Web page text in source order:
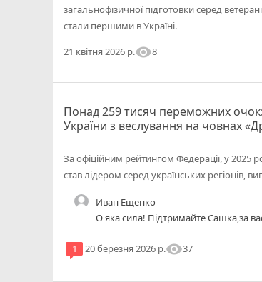
загальнофізичної підготовки серед
стали першими в Україні.
21 квітня 2026 р.visibility8
Понад 259 тисяч переможних
України з веслування на човнах
За офіційним рейтингом Федерації, у 2025
став лідером серед українських регіонів,
Иван Ещенко
О яка сила! Підтримайте Сашка,за
1 20 березня 2026 р.visibility37